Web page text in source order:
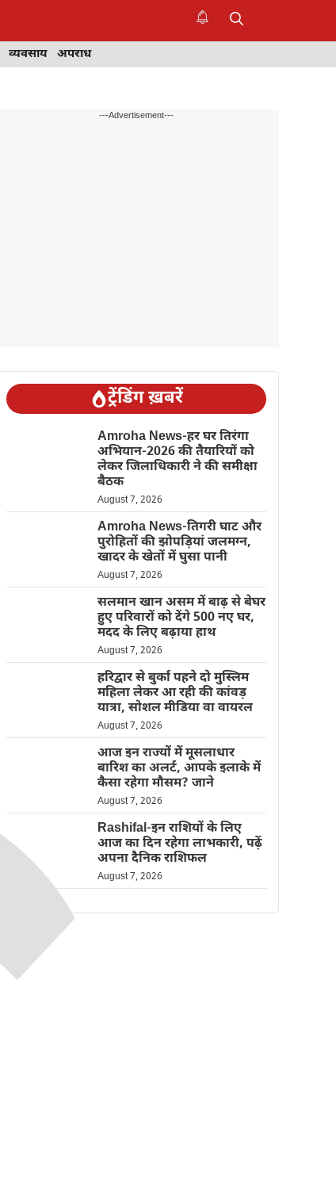
व्यवसाय अपराध
---Advertisement---
ट्रेंडिंग ख़बरें
Amroha News-हर घर तिरंगा
अभियान-2026 की तैयारियों को
लेकर जिलाधिकारी ने की समीक्षा
बैठक
August 7, 2026
Amroha News-तिगरी घाट और
पुरोहितों की झोपड़ियां जलमग्न,
खादर के खेतों में घुसा पानी
August 7, 2026
सलमान खान असम में बाढ़ से बेघर
हुए परिवारों को देंगे 500 नए घर,
मदद के लिए बढ़ाया हाथ
August 7, 2026
हरिद्वार से बुर्का पहने दो मुस्लिम
महिला लेकर आ रही की कांवड़
यात्रा, सोशल मीडिया वा वायरल
August 7, 2026
आज इन राज्यों में मूसलाधार
बारिश का अलर्ट, आपके इलाके में
कैसा रहेगा मौसम? जाने
August 7, 2026
Rashifal-इन राशियों के लिए
आज का दिन रहेगा लाभकारी, पढ़ें
अपना दैनिक राशिफल
August 7, 2026